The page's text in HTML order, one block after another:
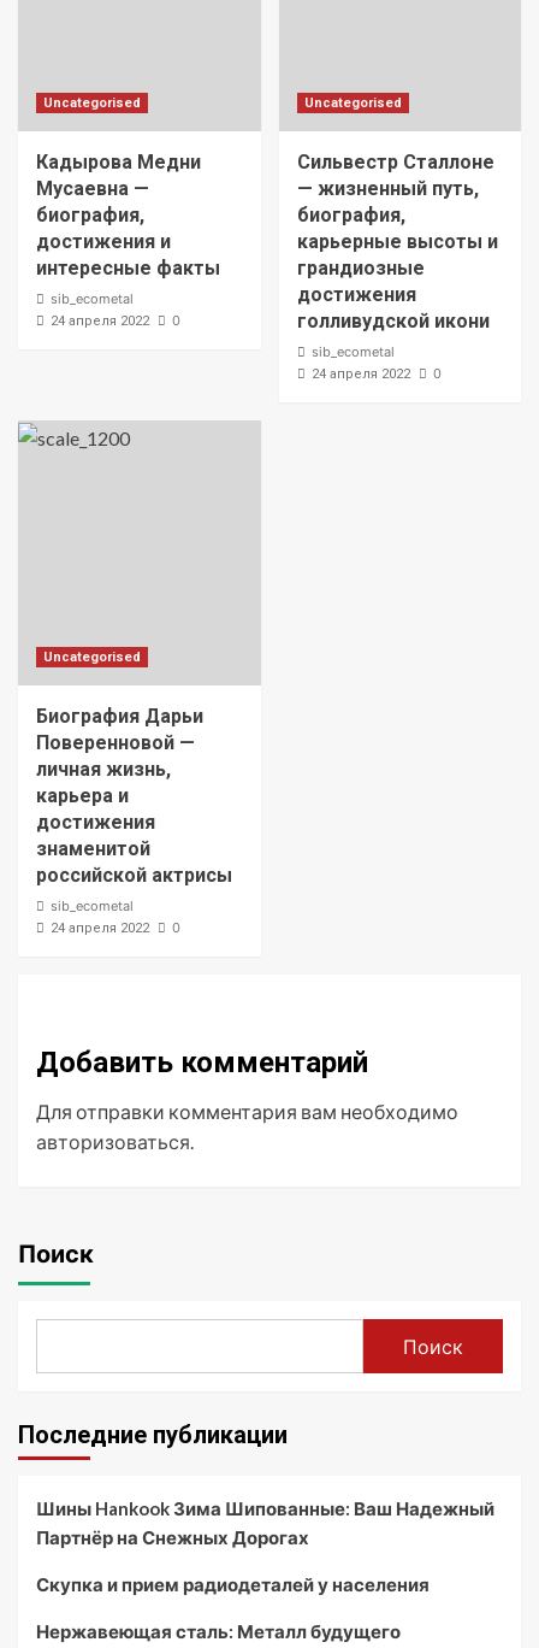
Uncategorised
Кадырова Медни
Мусаевна —
биография,
достижения и
интересные факты
sib_ecometal
24 апреля 2022 0
Uncategorised
Сильвестр Сталлоне
— жизненный путь,
биография,
карьерные высоты и
грандиозные
достижения
голливудской икони
sib_ecometal
24 апреля 2022 0
Uncategorised
Биография Дарьи
Поверенновой —
личная жизнь,
карьера и
достижения
знаменитой
российской актрисы
sib_ecometal
24 апреля 2022 0
Добавить комментарий
Для отправки комментария вам необходимо
авторизоваться.
Поиск
Поиск
Последние публикации
Шины Hankook Зима Шипованные: Ваш Надежный
Партнёр на Снежных Дорогах
Скупка и прием радиодеталей у населения
Нержавеющая сталь: Металл будущего